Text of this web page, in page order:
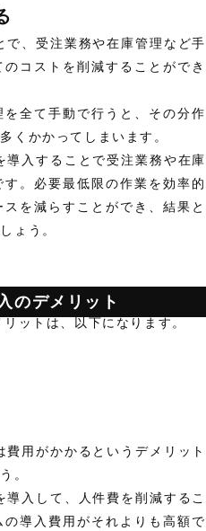
で、受注業務や在庫管理など手
コストを削減することができ
全て手動で行うと、その分作
くかかってしまいます。
導入することで受注業務や在庫
。必要最低限の作業を効率的
を減らすことができ、結果と
ょう。
のデメリット
ットは、以下になります。
用がかかるというデメリット
。
入して、人件費を削減するこ
導入費用がそれよりも高額で